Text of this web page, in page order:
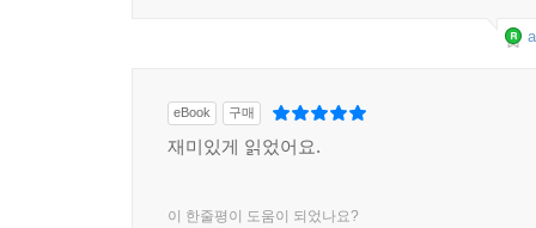
eBook 구매
재미있게 읽었어요.
이 한줄평이 도움이 되었나요?